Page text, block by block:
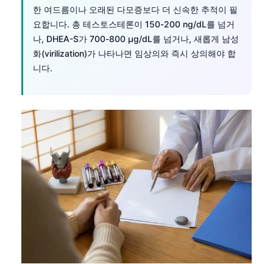
한 여드름이나 오래된 다모증보다 더 신속한 추적이 필
요합니다. 총 테스토스테론이 150-200 ng/dL를 넘거
나, DHEA-S가 700-800 µg/dL를 넘거나, 새롭게 남성
화(virilization)가 나타나면 임상의와 즉시 상의해야 합
니다.
አማርኛ
Українська
O‘zbekcha
Català
Қазақ тілі
Suomi
Hrvatski
Slovenčina
پښتو
سنڌي
සිංහල
অসমীয়া